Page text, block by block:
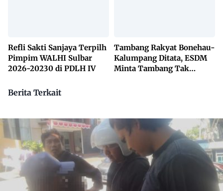
Refli Sakti Sanjaya Terpilh
Pimpim WALHI Sulbar
2026-20230 di PDLH IV
Tambang Rakyat Bonehau-
Kalumpang Ditata, ESDM
Minta Tambang Tak
Berita Terkait